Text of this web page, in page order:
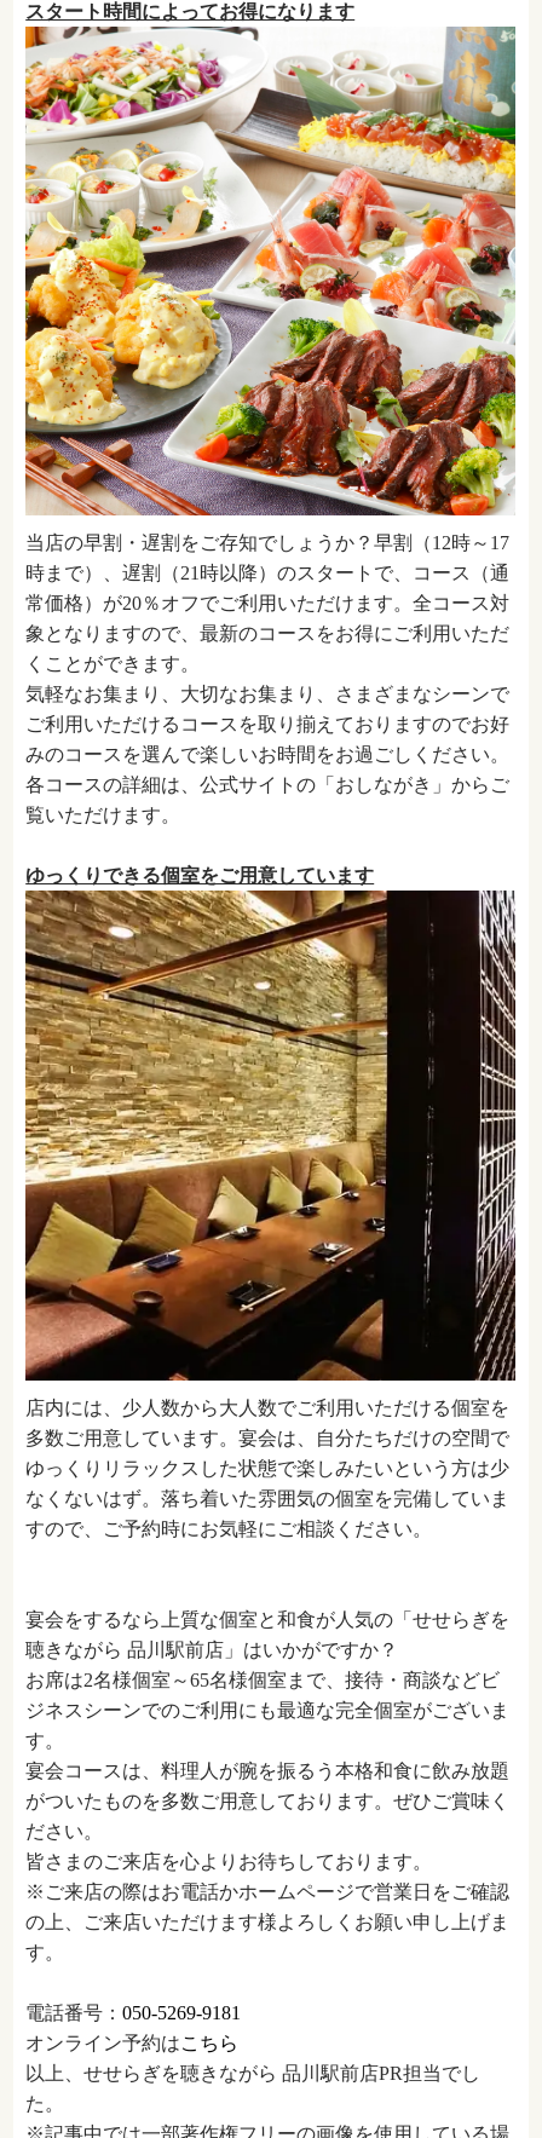
スタート時間によってお得になります
当店の早割・遅割をご存知でしょうか？早割（12時～17
時まで）、遅割（21時以降）のスタートで、コース（通
常価格）が20％オフでご利用いただけます。全コース対
象となりますので、最新のコースをお得にご利用いただ
くことができます。
気軽なお集まり、大切なお集まり、さまざまなシーンで
ご利用いただけるコースを取り揃えておりますのでお好
みのコースを選んで楽しいお時間をお過ごしください。
各コースの詳細は、公式サイトの「おしながき」からご
覧いただけます。
ゆっくりできる個室をご用意しています
店内には、少人数から大人数でご利用いただける個室を
多数ご用意しています。宴会は、自分たちだけの空間で
ゆっくりリラックスした状態で楽しみたいという方は少
なくないはず。落ち着いた雰囲気の個室を完備していま
すので、ご予約時にお気軽にご相談ください。
宴会をするなら上質な個室と和食が人気の「せせらぎを
聴きながら 品川駅前店」はいかがですか？
お席は2名様個室～65名様個室まで、接待・商談などビ
ジネスシーンでのご利用にも最適な完全個室がございま
す。
宴会コースは、料理人が腕を振るう本格和食に飲み放題
がついたものを多数ご用意しております。ぜひご賞味く
ださい。
皆さまのご来店を心よりお待ちしております。
※ご来店の際はお電話かホームページで営業日をご確認
の上、ご来店いただけます様よろしくお願い申し上げま
す。
電話番号：050-5269-9181
オンライン予約はこちら
以上、せせらぎを聴きながら 品川駅前店PR担当でし
た。
※記事中では一部著作権フリーの画像を使用している場